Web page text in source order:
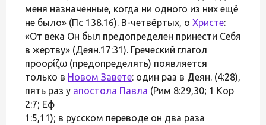
меня назначенные, когда ни одного из них ещё
не было» (Пс 138.16). В-четвёртых, о Христе:
«От века Он был предопределен принести Себя
в жертву» (Деян.17:31). Греческий глагол
προορίζω (предопределять) появляется
только в Новом Завете: один раз в Деян. (4:28),
пять раз у апостола Павла (Рим 8:29,30; 1 Кор
2:7; Еф
1:5,11); в русском переводе он два раза